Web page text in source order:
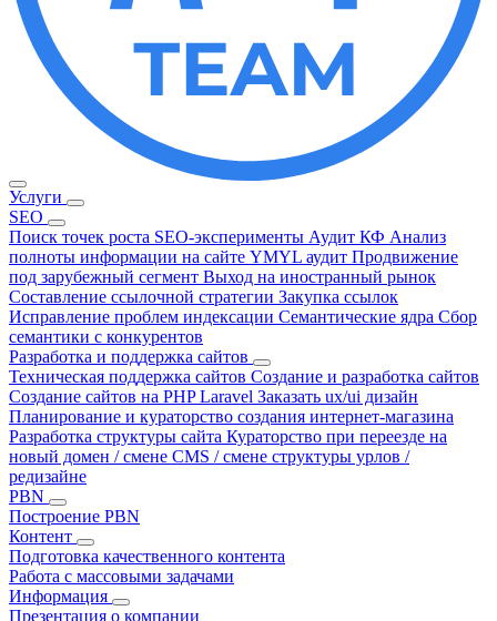
Услуги
SEO
Поиск точек роста SEO-эксперименты Аудит КФ Анализ
полноты информации на сайте YMYL аудит Продвижение
под зарубежный сегмент Выход на иностранный рынок
Составление ссылочной стратегии Закупка ссылок
Исправление проблем индексации Семантические ядра Сбор
семантики с конкурентов
Разработка и поддержка сайтов
Техническая поддержка сайтов Создание и разработка сайтов
Cоздание сайтов на PHP Laravel Заказать ux/ui дизайн
Планирование и кураторство создания интернет-магазина
Разработка структуры сайта Кураторство при переезде на
новый домен / смене CMS / смене структуры урлов /
редизайне
PBN
Построение PBN
Контент
Подготовка качественного контента
Работа с массовыми задачами
Информация
Презентация о компании